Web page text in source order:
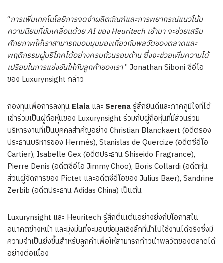
“การเพิ่มเทคโนโลยีการจดจำผลิตภัณฑ์และการพยากรณ์แนวโน้ม
ความนิยมที่ขับเคลื่อนด้วยAIของHeuritech เข้ามา จะช่วยเสริม
ศักยภาพให้เราสามารถมอบมุมมองเกี่ยวกับพลวัตของตลาดและ
พฤติกรรมผู้บริโภคได้อย่างครบถ้วนรอบด้าน ซึ่งจะช่วยเพิ่มความได้
เปรียบในการแข่งขันให้กับลูกค้าของเรา” Jonathan Siboni ซีอีโอ
ของ Luxurynsight กล่าว
กองทุนเพื่อการลงทุน Elaia และ Serenaรู้สึกยินดีและภาคภูมิใจที่ได้
เข้าร่วมเป็นผู้ถือหุ้นของ Luxurynsight ร่วมกับผู้ถือหุ้นที่มีส่วนร่วม
บริหารงานที่เป็นบุคคลสำคัญอย่าง Christian Blanckaert (อดีตรอง
ประธานบริหารของ Hermès), Stanislas de Quercize (อดีตซีอีโอ
Cartier), Isabelle Gex (อดีตประธาน Shiseido Fragrance),
Pierre Denis (อดีตซีอีโอ Jimmy Choo), Boris Collardi (อดีตหุ้น
ส่วนผู้จัดการของ Pictet และอดีตซีอีโอของ Julius Baer), Sandrine
Zerbib (อดีตประธาน Adidas China) เป็นต้น
Luxurynsight และ Heuritech รู้สึกตื่นเต้นอย่างยิ่งกับโอกาสใน
อนาคตข้างหน้า และมุ่งมั่นที่จะมอบข้อมูลเชิงลึกที่นำไปใช้งานได้จริงซึ่งมี
ความจำเป็นยิ่งขึ้นสำหรับลูกค้าเพื่อให้สามารถก้าวนำพลวัตของตลาดได้
อย่างต่อเนื่อง